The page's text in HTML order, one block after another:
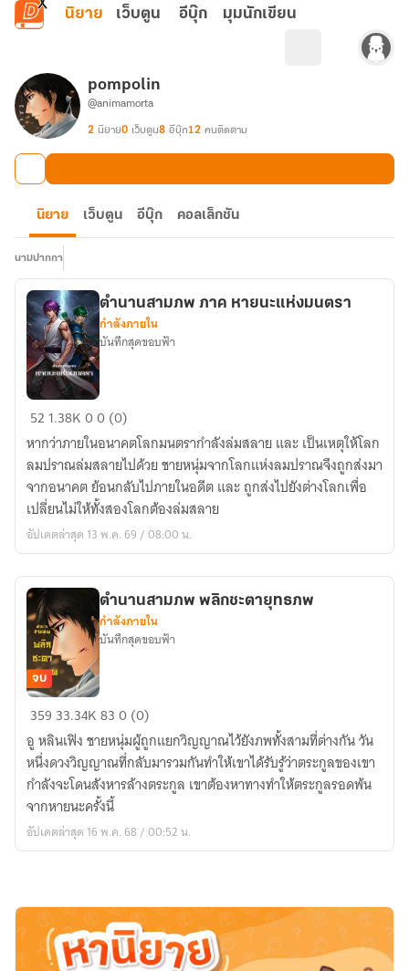
ข้ามไปยังเนื้อหาหลัก
นิยาย เว็บตูน อีบุ๊ก มุมนักเขียน
pompolin
@animamorta
2 นิยาย0 เว็บตูน8 อีบุ๊ก12 คนติดตาม
นิยาย เว็บตูน อีบุ๊ก คอลเล็กชัน
นามปากกา
ตำนาน
สาม
ภพ
ภาค
หายนะ
แห่ง
มน
ตำนานสามภพ ภาค หายนะแห่งมนตรา
กำลังภายใน
บันทึกสุดขอบฟ้า
52 1.38K00 (0)
หากว่าภายในอนาคตโลกมนตรากำลังล่มสลาย และ เป็นเหตุให้โลก
ลมปราณล่มสลายไปด้วย ชายหนุ่มจากโลกแห่งลมปราณจึงถูกส่งมา
จากอนาคต ย้อนกลับไปภายในอดีต และ ถูกส่งไปยังต่างโลกเพื่อ
เปลี่ยนไม่ให้ทั้งสองโลกต้องล่มสลาย
อัปเดตล่าสุด 13 พ.ค. 69 / 08:00 น.
ตำนาน
สาม
ภพ
พลิก
ชะตา
ยุทธ
ภพ
จบ
ตำนานสามภพ พลิกชะตายุทธภพ
กำลังภายใน
บันทึกสุดขอบฟ้า
359 33.34K830 (0)
อู หลินเฟิง ชายหนุ่มผู้ถูกแยกวิญญาณไว้ยังภพทั้งสามที่ต่างกัน วัน
หนึ่งดวงวิญญาณที่กลับมารวมกันทำให้เขาได้รับรู้ว่าตระกูลของเขา
กำลังจะโดนสังหารล้างตระกูล เขาต้องหาทางทำให้ตระกูลรอดพ้น
จากหายนะครั้งนี้
อัปเดตล่าสุด 16 พ.ค. 68 / 00:52 น.